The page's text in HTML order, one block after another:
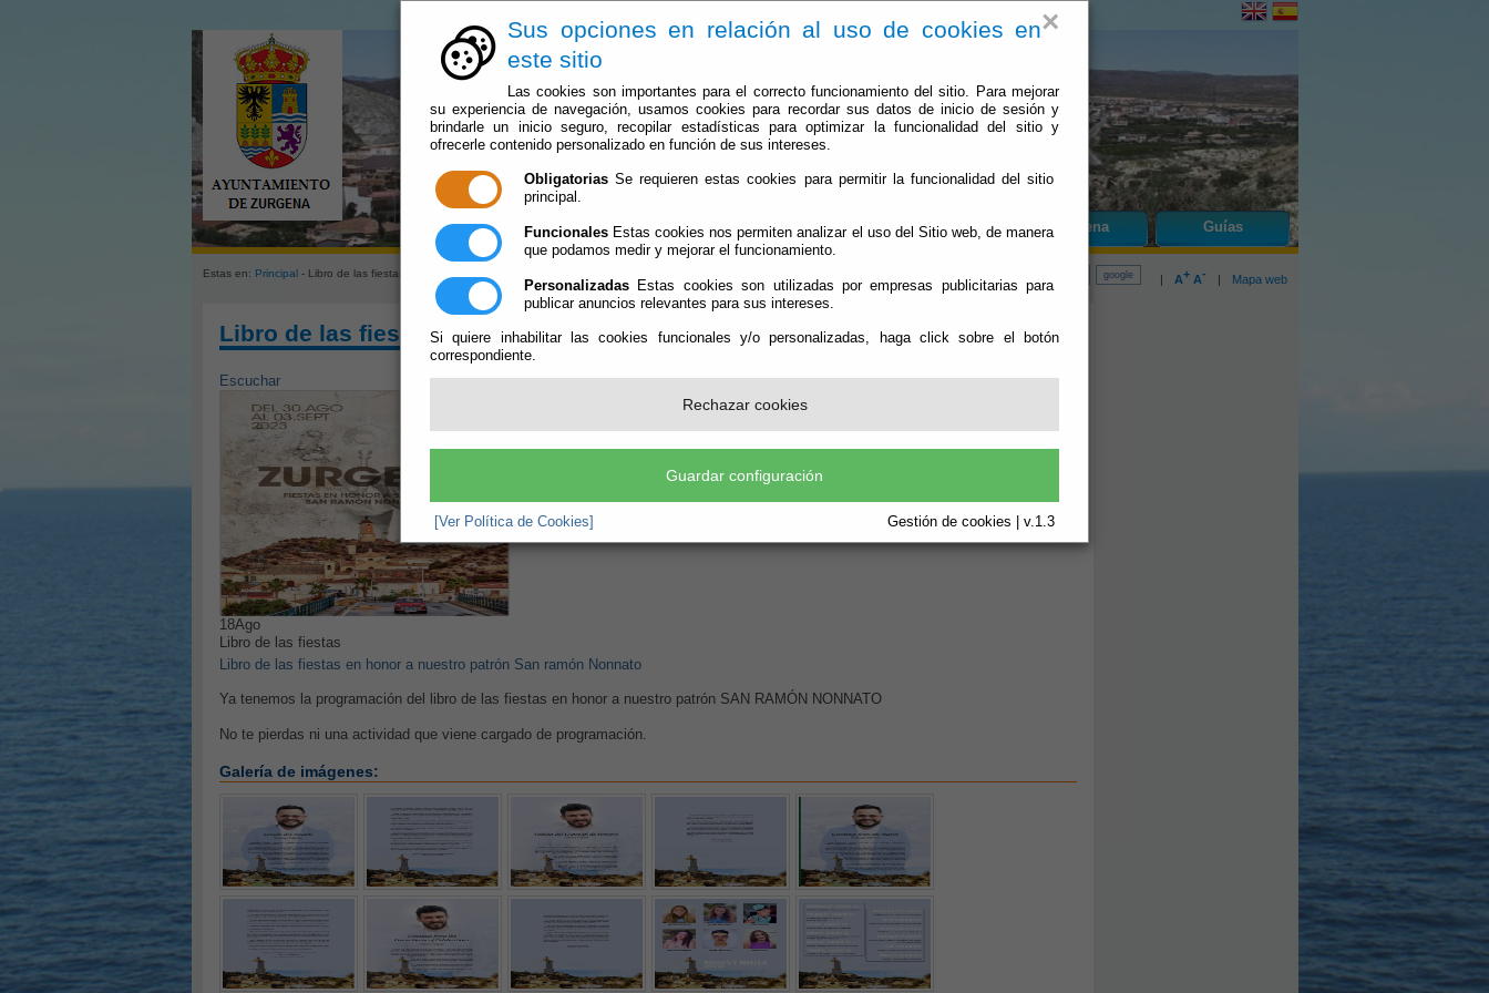
×
Sus opciones en relación al uso de cookies en
este sitio
Las cookies son importantes para el correcto funcionamiento del sitio. Para mejorar
su experiencia de navegación, usamos cookies para recordar sus datos de inicio de sesión y
brindarle un inicio seguro, recopilar estadísticas para optimizar la funcionalidad del sitio y
ofrecerle contenido personalizado en función de sus intereses.
Obligatorias Se requieren estas cookies para permitir la funcionalidad del sitio
principal.
Funcionales Estas cookies nos permiten analizar el uso del Sitio web, de manera
que podamos medir y mejorar el funcionamiento.
Personalizadas Estas cookies son utilizadas por empresas publicitarias para
publicar anuncios relevantes para sus intereses.
Si quiere inhabilitar las cookies funcionales y/o personalizadas, haga click sobre el botón
correspondiente.
Rechazar cookies
Guardar configuración
[Ver Política de Cookies] Gestión de cookies | v.1.3
Ayuntamiento Administración-e Qué Hacer Cuando Zurgena Guías
Estas en: Principal- Libro de las fiestas | A+ A- | Mapa web
Libro de las fiestas
Escuchar
18Ago
Libro de las fiestas
Libro de las fiestas en honor a nuestro patrón San ramón Nonnato
Ya tenemos la programación del libro de las fiestas en honor a nuestro patrón SAN RAMÓN NONNATO
No te pierdas ni una actividad que viene cargado de programación.
Galería de imágenes: